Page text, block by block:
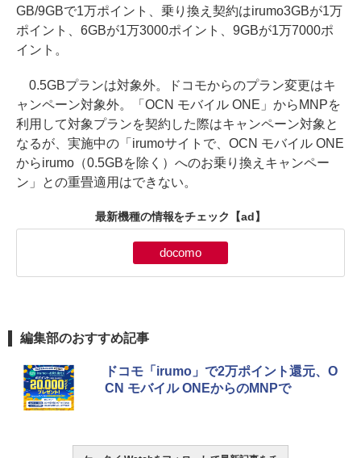
GB/9GBで1万ポイント、乗り換え契約はirumo3GBが1万
ポイント、6GBが1万3000ポイント、9GBが1万7000ポ
イント。
0.5GBプランは対象外。ドコモからのプラン変更はキ
ャンペーン対象外。「OCN モバイル ONE」からMNPを
利用して対象プランを契約した際はキャンペーン対象と
なるが、実施中の「irumoサイトで、OCN モバイル ONE
からirumo（0.5GBを除く）へのお乗り換えキャンペー
ン」との重畳適用はできない。
最新機種の情報をチェック 【ad】
docomo
編集部のおすすめ記事
ドコモ「irumo」で2万ポイント還元、O
CN モバイル ONEからのMNPで